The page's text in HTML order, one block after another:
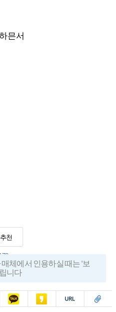
믄서
추천
체에서 인용하실 때는 '보
니다
카톡 카스 복사 스크랩